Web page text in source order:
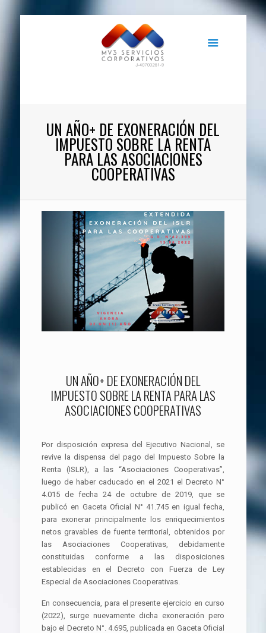
UN AÑO+ DE EXONERACIÓN DEL
IMPUESTO SOBRE LA RENTA
PARA LAS ASOCIACIONES
COOPERATIVAS
UN AÑO+ DE EXONERACIÓN DEL
IMPUESTO SOBRE LA RENTA PARA LAS
ASOCIACIONES COOPERATIVAS
Por disposición expresa del Ejecutivo Nacional, se
revive la dispensa del pago del Impuesto Sobre la
Renta (ISLR), a las “Asociaciones Cooperativas”,
luego de haber caducado en el 2021 el Decreto N°
4.015 de fecha 24 de octubre de 2019, que se
publicó en Gaceta Oficial N° 41.745 en igual fecha,
para exonerar principalmente los enriquecimientos
netos gravables de fuente territorial, obtenidos por
las Asociaciones Cooperativas, debidamente
constituidas conforme a las disposiciones
establecidas en el Decreto con Fuerza de Ley
Especial de Asociaciones Cooperativas.
En consecuencia, para el presente ejercicio en curso
(2022), surge nuevamente dicha exoneración pero
bajo el Decreto N°. 4.695, publicada en Gaceta Oficial